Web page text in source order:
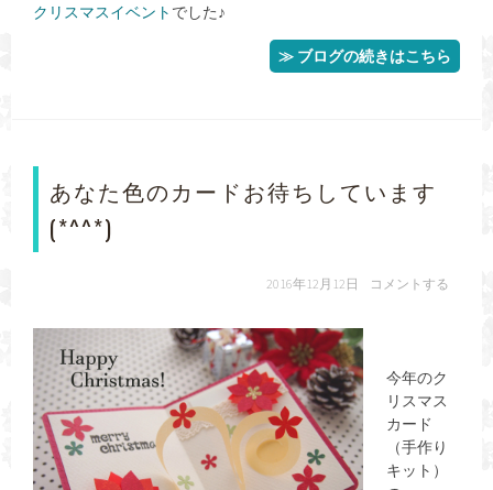
クリスマスイベント でした♪
≫ ブログの続きはこちら
あなた色のカードお待ちしています
(*^^*)
2016年12月12日 コメントする
今年のク
リスマス
カード
（手作り
キット）